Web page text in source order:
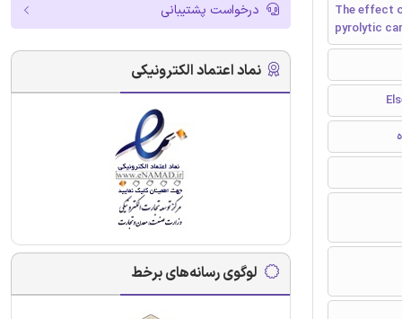
The effect
pyrolytic
درخواست پشتیبانی
نماد اعتماد الکترونیکی
لوگوی رسانه‌های برخط